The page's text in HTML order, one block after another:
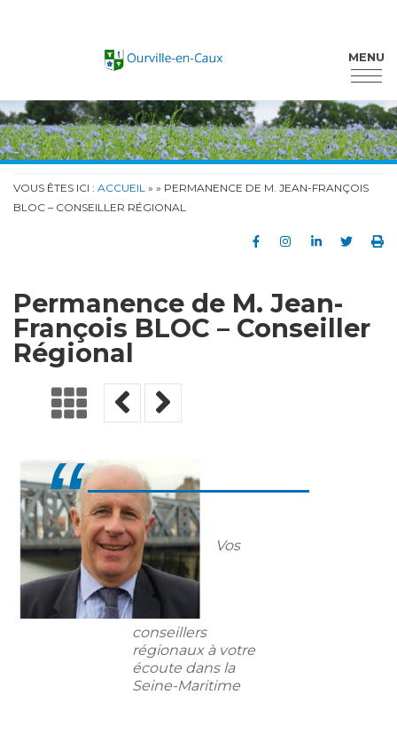
Ourville-en-CauxMENU
VOUS ÊTES ICI : ACCUEIL » » PERMANENCE DE M. JEAN-FRANÇOIS
BLOC – CONSEILLER RÉGIONAL
Partager sur
Partager sur
Partager
Permanence de M. Jean-
François BLOC – Conseiller
Régional
Vos
conseillers
régionaux à votre
écoute dans la
Seine-Maritime